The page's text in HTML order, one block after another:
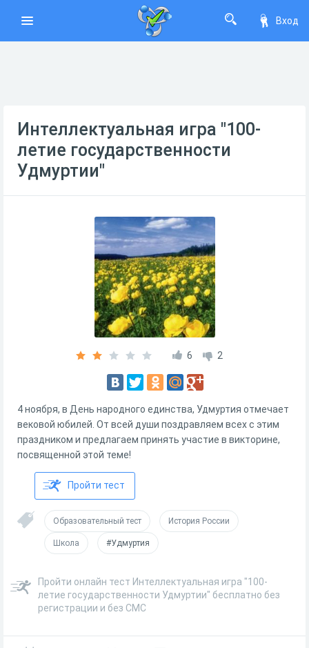
Вход
Интеллектуальная игра "100-
летие государственности
Удмуртии"
6 2
4 ноября, в День народного единства, Удмуртия отмечает
вековой юбилей. От всей души поздравляем всех с этим
праздником и предлагаем принять участие в викторине,
посвященной этой теме!
Пройти тест
Образовательный тест История России
Школа #Удмуртия
Пройти онлайн тест Интеллектуальная игра "100-
летие государственности Удмуртии" бесплатно без
регистрации и без СМС